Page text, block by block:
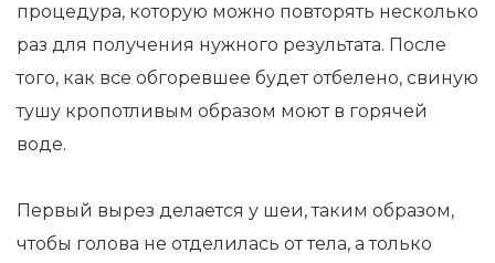
процедура, которую можно повторять несколько
раз для получения нужного результата. После
того, как все обгоревшее будет отбелено, свиную
тушу кропотливым образом моют в горячей
воде.
Первый вырез делается у шеи, таким образом,
чтобы голова не отделилась от тела, а только